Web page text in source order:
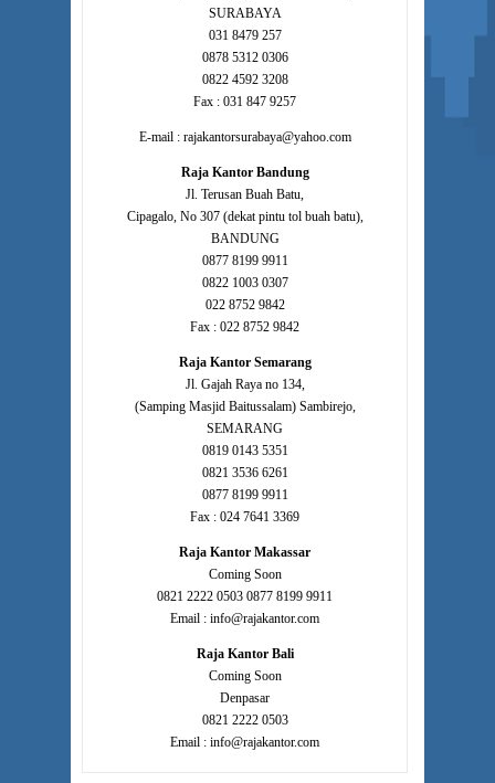
SURABAYA
031 8479 257
0878 5312 0306
0822 4592 3208
Fax : 031 847 9257
E-mail : rajakantorsurabaya@yahoo.com
Raja Kantor Bandung
Jl. Terusan Buah Batu,
Cipagalo, No 307 (dekat pintu tol buah batu),
BANDUNG
0877 8199 9911
0822 1003 0307
022 8752 9842
Fax : 022 8752 9842
Raja Kantor Semarang
Jl. Gajah Raya no 134,
(Samping Masjid Baitussalam) Sambirejo,
SEMARANG
0819 0143 5351
0821 3536 6261
0877 8199 9911
Fax : 024 7641 3369
Raja Kantor Makassar
Coming Soon
0821 2222 0503 0877 8199 9911
Email : info@rajakantor.com
Raja Kantor Bali
Coming Soon
Denpasar
0821 2222 0503
Email : info@rajakantor.com